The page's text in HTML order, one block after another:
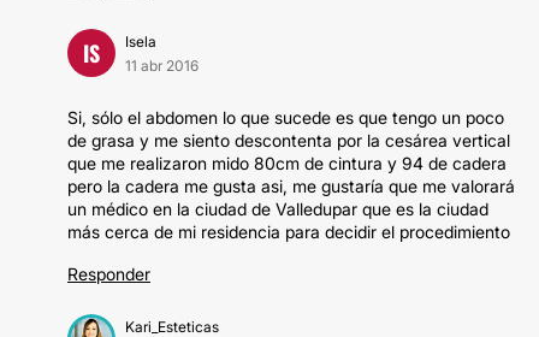
IS
Isela
11 abr 2016
Si, sólo el abdomen lo que sucede es que tengo un poco
de grasa y me siento descontenta por la cesárea vertical
que me realizaron mido 80cm de cintura y 94 de cadera
pero la cadera me gusta asi, me gustaría que me valorará
un médico en la ciudad de Valledupar que es la ciudad
más cerca de mi residencia para decidir el procedimiento
Responder
Kari_Esteticas